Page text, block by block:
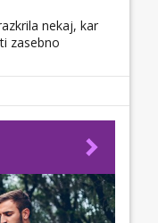
nekaj, kar
zasebno